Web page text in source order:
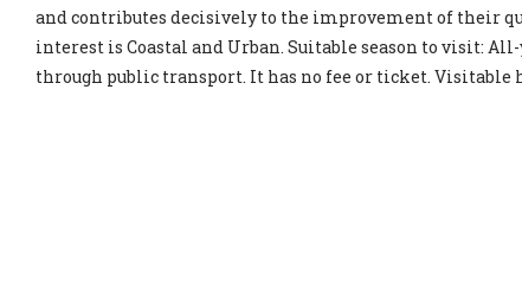
and contributes decisively to the improvement of their
interest is Coastal and Urban. Suitable season to visit:
through public transport. It has no fee or ticket. Visitable